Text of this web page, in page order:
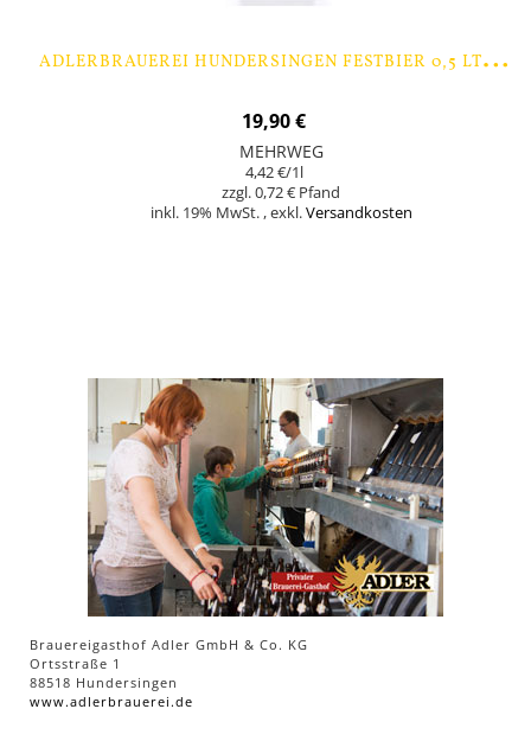
A
DLERBRAUEREI HUNDERSINGEN FESTBIER 0,5 LTR. - 9 FLASCHEN
19,90 €
MEHRWEG
4,42 €/1l
0,72 €
inkl. 19% MwSt. ,exkl.Versandkosten
Brauereigasthof Adler GmbH & Co. KG
Ortsstraße 1
88518 Hundersingen
www.adlerbrauerei.de